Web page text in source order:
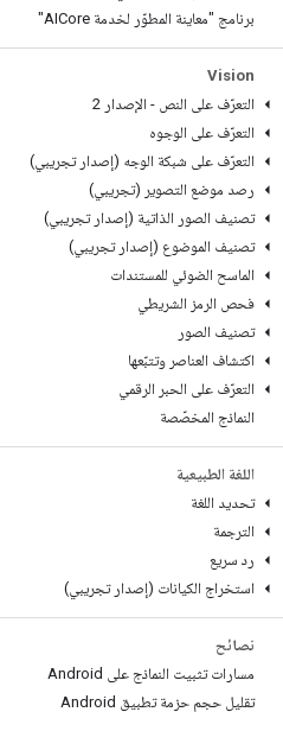
برنامج "معاينة المطوّر لخدمة AICore"
Vision
التعرّف على النص - الإصدار 2
التعرّف على الوجوه
التعرّف على شبكة الوجه (إصدار تجريبي)
رصد موضع التصوير (تجريبي)
تصنيف الصور الذاتية (إصدار تجريبي)
تصنيف الموضوع (إصدار تجريبي)
الماسح الضوئي للمستندات
فحص الرمز الشريطي
تصنيف الصور
اكتشاف العناصر وتتبّعها
التعرّف على الحبر الرقمي
النماذج المخصّصة
اللغة الطبيعية
تحديد اللغة
الترجمة
رد سريع
استخراج الكيانات (إصدار تجريبي)
نصائح
مسارات تثبيت النماذج على Android
تقليل حجم حزمة تطبيق Android